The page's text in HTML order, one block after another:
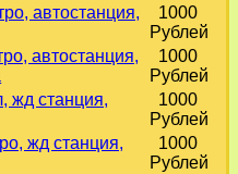
автостанция,
1000
Рублей
автостанция,
1000
Рублей
жд станция,
1000
Рублей
жд станция,
1000
Рублей